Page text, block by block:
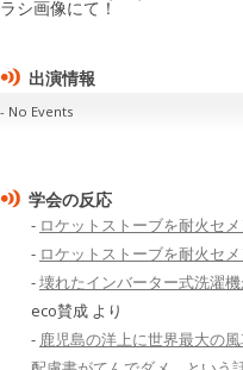
ラシ画像にて！
出演情報
No Events
学会の反応
ロケットストーブを耐火セ
ロケットストーブを耐火セ
壊れたインバーター式洗濯
eco賛成 より
鹿児島の洋上に世界最大の